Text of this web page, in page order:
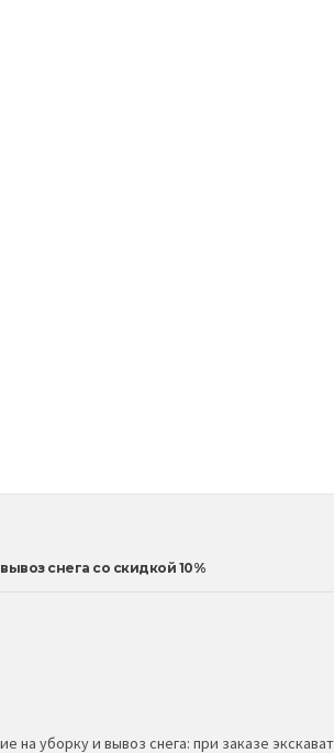
снега со скидкой 10%
на уборку и вывоз снега: при заказе